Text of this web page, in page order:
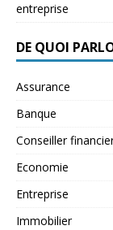
entreprise
DE QUOI
Assurance
Banque
Conseiller
Economie
Entreprise
Immobilier